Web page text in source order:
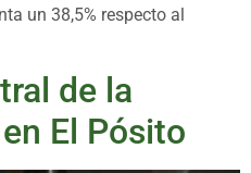
un 38,5% respecto al
de la
El Pósito